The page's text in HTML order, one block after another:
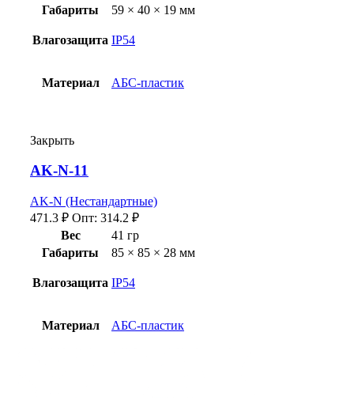
Габариты
59 × 40 × 19 мм
Влагозащита IP54
Материал АБС-пластик
Закрыть
AK-N-11
AK-N (Нестандартные)
471.3 ₽ Опт: 314.2 ₽
Вес
41 гр
Габариты
85 × 85 × 28 мм
Влагозащита IP54
Материал АБС-пластик